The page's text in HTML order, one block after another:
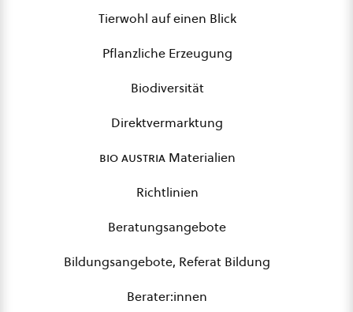
Tierwohl auf einen Blick
Pflanzliche Erzeugung
Biodiversität
Direktvermarktung
bio austriaMaterialien
Richtlinien
Beratungsangebote
Bildungsangebote, Referat Bildung
Berater:innen